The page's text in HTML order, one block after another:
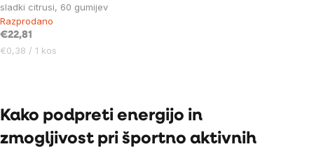
sladki citrusi, 60 gumijev
Razprodano
€22,81
Cena
€0,38 / 1 kos
controls
Kako podpreti energijo in
zmogljivost pri športno aktivnih